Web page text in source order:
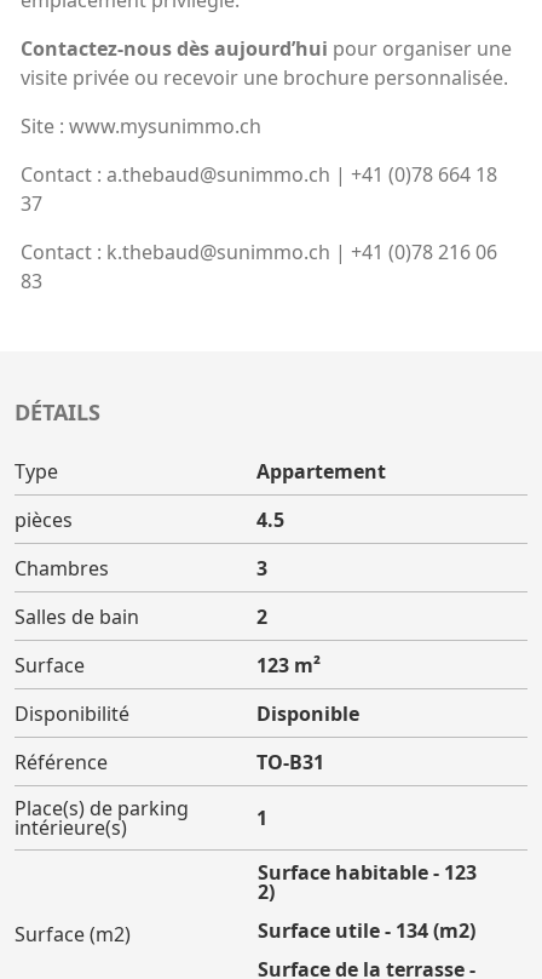
Contactez-nous dès aujourd’hui pour organiser une
visite privée ou recevoir une brochure personnalisée.
Site : www.mysunimmo.ch
Contact : a.thebaud@sunimmo.ch | +41 (0)78 664 18
37
Contact : k.thebaud@sunimmo.ch | +41 (0)78 216 06
83
DÉTAILS
Type
Appartement
pièces
4.5
Chambres
3
Salles de bain
2
Surface
123 m²
Disponibilité
Disponible
Référence
TO-B31
Place(s) de parking
intérieure(s) 1
Surface (m2)
Surface habitable - 123
(m2)
Surface utile - 134 (m2)
Surface de la terrasse -